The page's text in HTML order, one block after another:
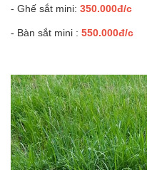
- Ghế sắt mini: 350.000đ/c
- Bàn sắt mini : 550.000đ/c